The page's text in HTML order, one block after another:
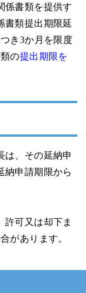
係書類を提供す
書類提出期限延
き3か月を限度
の提出期限を
は、その延納申
納申請期限から
許可又は却下ま
があります。